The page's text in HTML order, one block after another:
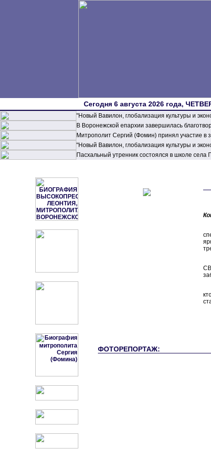
Сегодня 6 августа 2026 года,
"Новый Вавилон, глобализация культуры и
В Воронежской епархии завершилась
Митрополит Сергий (Фомин) принял участие в
"Новый Вавилон, глобализация культуры и
Пасхальный утренник состоялся в школе села
ФОТОРЕПОРТАЖ: